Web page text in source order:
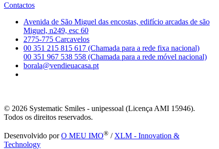
Contactos
Avenida de São Miguel das encostas, edifício arcadas de são
Miguel, n249, esc 60
2775-775 Carcavelos
00 351 215 815 617 (Chamada para a rede fixa nacional)
00 351 967 538 558 (Chamada para a rede móvel nacional)
borala@vendieuacasa.pt
© 2026 Systematic Smiles - unipessoal (Licença AMI 15946).
Todos os direitos reservados.
Desenvolvido porO MEU IMO® / XLM - Innovation &
Technology